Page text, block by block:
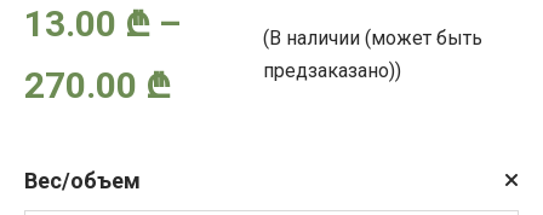
13.00 ₾ –
270.00 ₾Диапазон
(В наличии (может быть
предзаказано))
Вес/объем